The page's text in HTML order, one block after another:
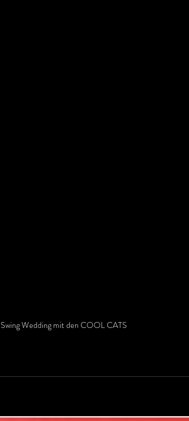
Swing Wedding mit den COOL CATS